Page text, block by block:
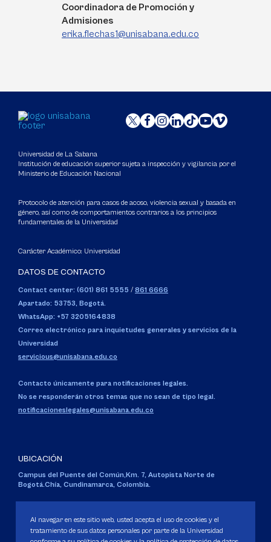
Coordinadora de Promoción y
Admisiones
erika.flechas1@unisabana.edu.co
Universidad de La Sabana
Institución de educación superior sujeta a inspección y vigilancia por el
Ministerio de Educación Nacional
Protocolo de atención para casos de acoso, violencia sexual y basada en
género, así como de comportamientos contrarios a los principios
fundamentales de la Universidad
Carácter Académico: Universidad
DATOS DE CONTACTO
Contact center: (601) 861 5555 / 861 6666
Apartado: 53753, Bogotá.
WhatsApp: +57 3205164838
Correo electrónico para inquietudes generales y servicios de la
Universidad
servicious@unisabana.edu.co
Contacto únicamente para notificaciones legales.
No se responderán otros temas que no sean de tipo legal.
notificacioneslegales@unisabana.edu.co
UBICACIÓN
Campus del Puente del Común,Km. 7, Autopista Norte de
Bogotá.Chía, Cundinamarca, Colombia.
Personería Jurídica:Resolución 130 del 14 de enero de 1980.
Ministerio de Educación Nacional.
Al navegar en este sitio web, usted acepta el uso de cookies y el
tratamiento de sus datos personales por parte de la Universidad